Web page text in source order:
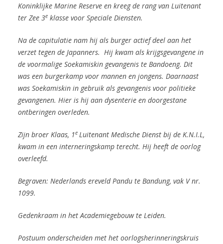
Koninklijke Marine Reserve en kreeg de rang van Luitenant
ter Zee 3e klasse voor Speciale Diensten.
Na de capitulatie nam hij als burger actief deel aan het
verzet tegen de Japanners. Hij kwam als krijgsgevangene in
de voormalige Soekamiskin gevangenis te Bandoeng. Dit
was een burgerkamp voor mannen en jongens. Daarnaast
was Soekamiskin in gebruik als gevangenis voor politieke
gevangenen. Hier is hij aan dysenterie en doorgestane
ontberingen overleden.
Zijn broer Klaas, 1e Luitenant Medische Dienst bij de K.N.I.L,
kwam in een interneringskamp terecht. Hij heeft de oorlog
overleefd.
Begraven: Nederlands ereveld Pandu te Bandung, vak V nr.
1099.
Gedenkraam in het Academiegebouw te Leiden.
Postuum onderscheiden met het oorlogsherinneringskruis